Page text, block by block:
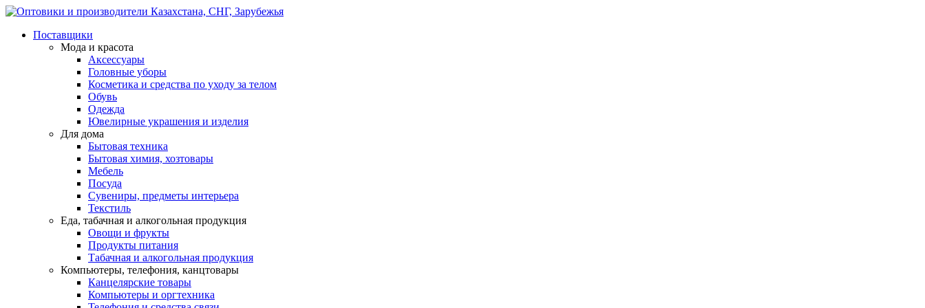
Поставщики
Мода и красота
Аксессуары
Головные уборы
Косметика и средства по уходу за телом
Обувь
Одежда
Ювелирные украшения и изделия
Для дома
Бытовая техника
Бытовая химия, хозтовары
Мебель
Посуда
Сувениры, предметы интерьера
Текстиль
Еда, табачная и алкогольная продукция
Овощи и фрукты
Продукты питания
Табачная и алкогольная продукция
Компьютеры, телефония, канцтовары
Канцелярские товары
Компьютеры и оргтехника